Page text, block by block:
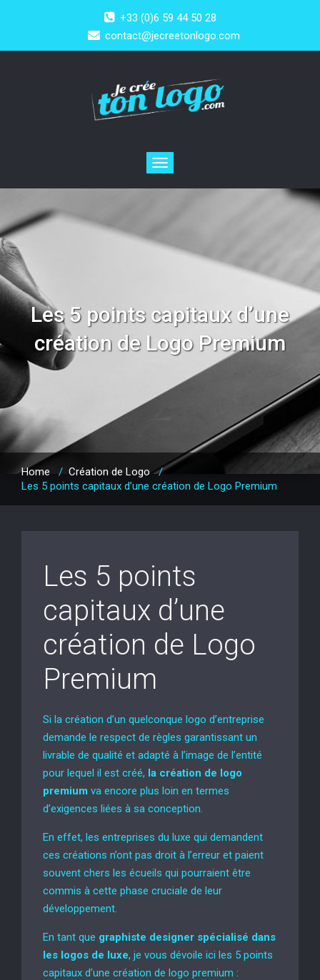
+33 (0)6 59 44 50 28
contact@jecreetonlogo.com
Toggle
navigation
Les 5 points capitaux d’une
création de Logo Premium
Home / Création de Logo /
Les 5 points capitaux d’une création de Logo Premium
Les 5 points
capitaux d’une
création de Logo
Premium
Si la création d’un quelconque logo d’entreprise
demande le respect de règles garantissant un
livrable de qualité et adapté à l’image de l’entité
pour lequel il est créé, la création de logo
premium va encore plus loin en termes
d’exigences liées à sa conception.
En effet, les entreprises du luxe qui demandent
ces créations n’ont pas droit à l’erreur et paient
souvent chers les écueils qui pourraient être
commis à cette phase cruciale de leur
développement.
En tant que graphiste designer spécialisé dans
les logos de luxe, je vous dévoile ici les 5 points
capitaux d’une création de logo premium :